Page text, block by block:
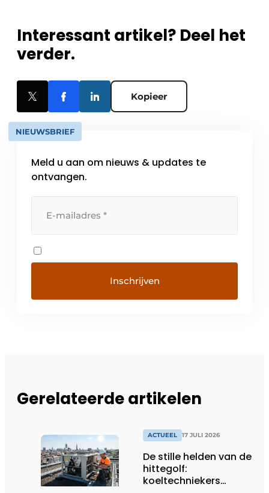
Interessant artikel? Deel het
verder.
Kopieer
NIEUWSBRIEF
Meld u aan om nieuws & updates te
ontvangen.
Gerelateerde artikelen
ACTUEEL 17 JULI 2026
De stille helden van de
hittegolf:
koeltechniekers